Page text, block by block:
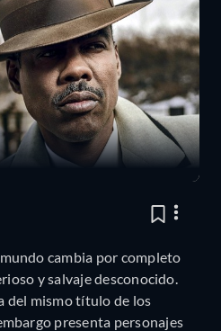
cambia por completo
y salvaje desconocido.
del mismo título de los
presenta personajes